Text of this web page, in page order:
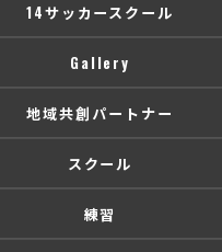
14サッカースクール
Gallery
地域共創パートナー
スクール
練習